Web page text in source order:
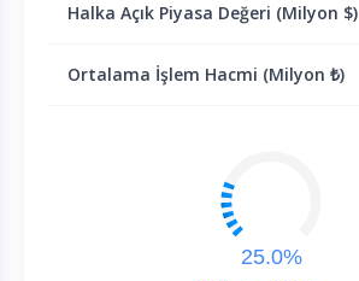
Halka Açık Piyasa Değeri (Milyon $)
Ortalama İşlem Hacmi (Milyon ₺)
25.0%